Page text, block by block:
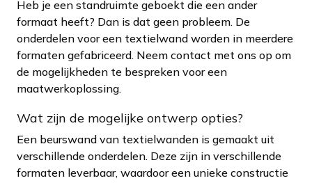
Heb je een standruimte geboekt die een ander
formaat heeft? Dan is dat geen probleem. De
onderdelen voor een textielwand worden in meerdere
formaten gefabriceerd. Neem contact met ons op om
de mogelijkheden te bespreken voor een
maatwerkoplossing.
Wat zijn de mogelijke ontwerp opties?
Een beurswand van textielwanden is gemaakt uit
verschillende onderdelen. Deze zijn in verschillende
formaten leverbaar, waardoor een unieke constructie